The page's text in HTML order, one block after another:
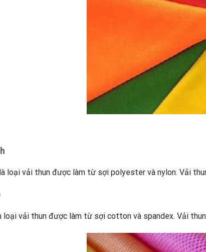
loại vải thun được làm từ sợi polyester và nylon. Vải
loại vải thun được làm từ sợi cotton và spandex. Vải